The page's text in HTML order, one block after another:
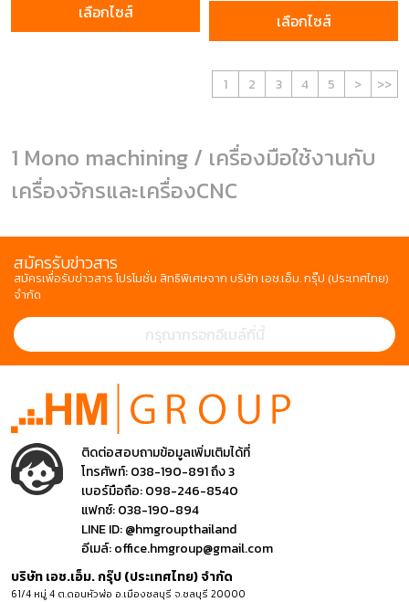
เลือกไซส์ เลือกไซส์
1 2 3 4 5 > >>
1 Mono machining / เครื่องมือใช้งานกับ
เครื่องจักรและเครื่องCNC
สมัครรับข่าวสาร
สมัครเพื่อรับข่าวสาร โปรโมชั่น สิทธิพิเศษจาก บริษัท เอช.เอ็ม. กรุ๊ป (ประเทศไทย)
จำกัด
ติดต่อสอบถามข้อมูลเพิ่มเติมได้ที่
โทรศัพท์:038-190-891 ถึง 3
เบอร์มือถือ:098-246-8540
แฟกซ์:038-190-894
LINE ID:@hmgroupthailand
อีเมล์:office.hmgroup@gmail.com
บริษัท เอช.เอ็ม. กรุ๊ป (ประเทศไทย) จำกัด
61/4 หมู่ 4 ต.ดอนหัวฬ่อ อ.เมืองชลบุรี จ.ชลบุรี 20000